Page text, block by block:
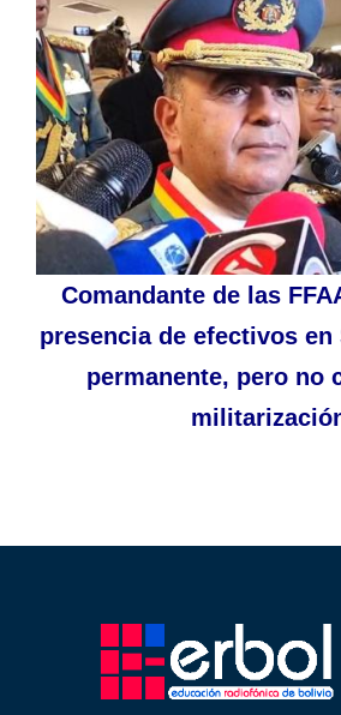
Comandante de las
presencia de efectivos en
permanente, pero no